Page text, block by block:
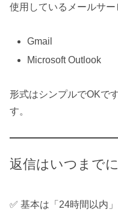
使用しているメールサー
Gmail
Microsoft Outlook
形式はシンプルでOKです
す。
返信はいつまで
✅ 基本は「24時間以内」